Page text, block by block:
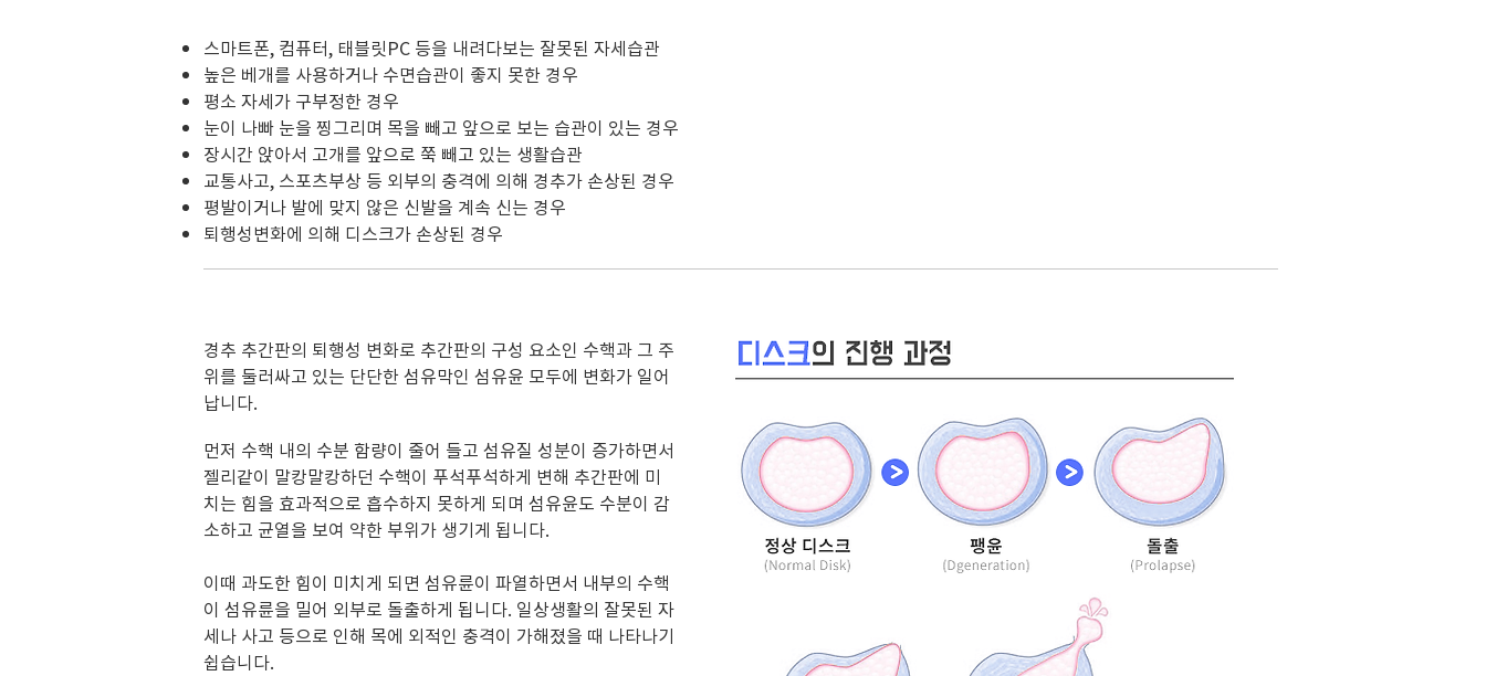
스마트폰, 컴퓨터, 태블릿PC 등을 내려다보는 잘못된 자세습관
높은 베개를 사용하거나 수면습관이 좋지 못한 경우
평소 자세가 구부정한 경우
눈이 나빠 눈을 찡그리며 목을 빼고 앞으로 보는 습관이 있는 경우
장시간 앉아서 고개를 앞으로 쭉 빼고 있는 생활습관
교통사고, 스포츠부상 등 외부의 충격에 의해 경추가 손상된 경우
평발이거나 발에 맞지 않은 신발을 계속 신는 경우
퇴행성변화에 의해 디스크가 손상된 경우
경추 추간판의 퇴행성 변화로 추간판의 구성 요소인 수핵과 그 주
위를 둘러싸고 있는 단단한 섬유막인 섬유윤 모두에 변화가 일어
납니다.
먼저 수핵 내의 수분 함량이 줄어 들고 섬유질 성분이 증가하면서
젤리같이 말캉말캉하던 수핵이 푸석푸석하게 변해 추간판에 미
치는 힘을 효과적으로 흡수하지 못하게 되며 섬유윤도 수분이 감
소하고 균열을 보여 약한 부위가 생기게 됩니다.
이때 과도한 힘이 미치게 되면 섬유륜이 파열하면서 내부의 수핵
이 섬유륜을 밀어 외부로 돌출하게 됩니다. 일상생활의 잘못된 자
세나 사고 등으로 인해 목에 외적인 충격이 가해졌을 때 나타나기
쉽습니다.